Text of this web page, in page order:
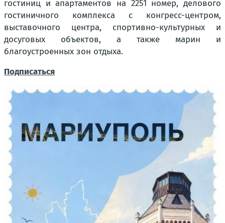
гостиниц и апартаментов на 2251 номер, делового
гостиничного комплекса с конгресс-центром,
выставочного центра, спортивно-культурных и
досуговых объектов, а также марин и
благоустроенных зон отдыха.
Подписаться